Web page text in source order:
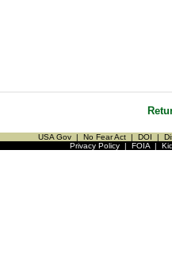
USA Gov | No Fear Act | DOI |
Privacy Policy| FOIA|